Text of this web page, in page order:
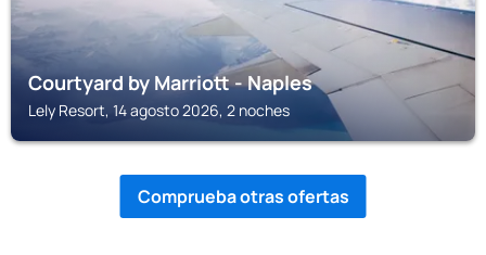
Courtyard by Marriott - Naples
Lely Resort, 14 agosto 2026, 2 noches
Comprueba otras ofertas